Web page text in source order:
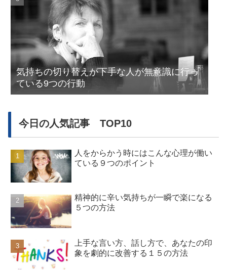
気持ちの切り替えが下手な人が無意識に行っ
ている9つの行動
今日の人気記事 TOP10
人をからかう時にはこんな心理が働い
ている９つのポイント
精神的に辛い気持ちが一瞬で楽になる
５つの方法
上手な言い方、話し方で、あなたの印
象を劇的に改善する１５の方法